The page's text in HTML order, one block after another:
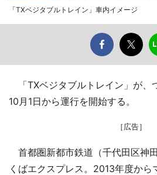
「TXベジタブルトレイン」車内イメージ
「TXベジタブルトレイン」が、
10月1日から運行を開始する。
［広告］
首都圏新都市鉄道（千代田区神
くばエクスプレス。2013年度から